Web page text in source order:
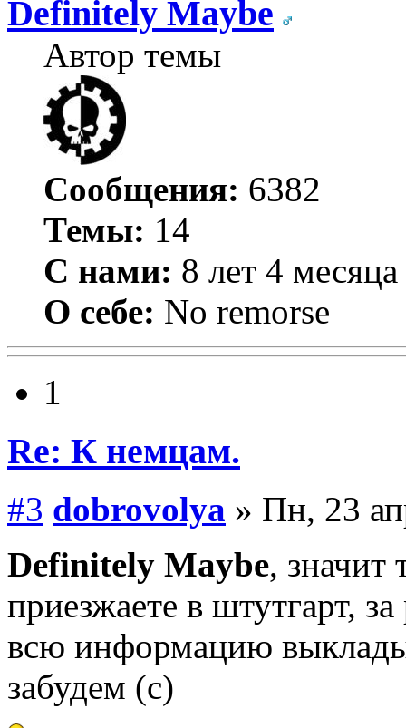
Definitely Maybe
Автор темы
Сообщения: 6382
Темы: 14
С нами: 8 лет 4 месяца
О себе: No remorse
1
Re: К немцам.
#3 dobrovolya » Пн, 23
Definitely Maybe, значит
приезжаете в штутгарт,
всю информацию
забудем (с)